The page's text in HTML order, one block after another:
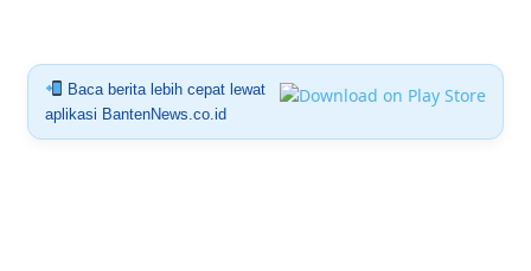
Baca berita lebih cepat lewat
aplikasi BantenNews.co.id